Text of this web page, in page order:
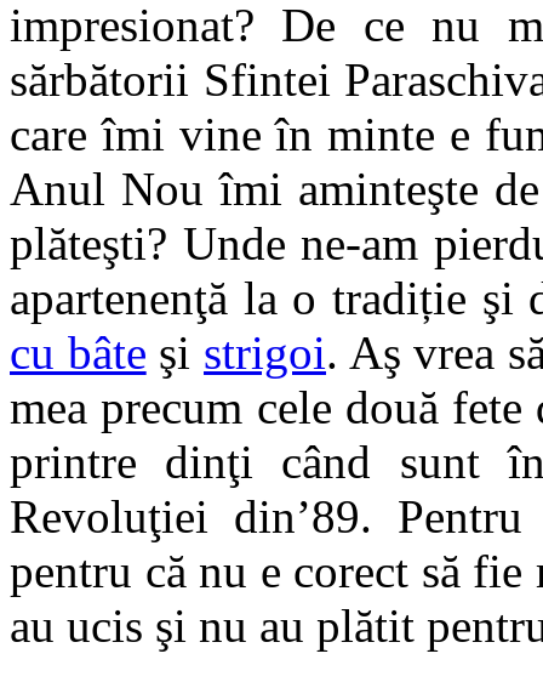
impresionat? De ce nu
sărbătorii Sfintei
care îmi vine în minte e
Anul Nou îmi aminteşte
plăteşti? Unde ne-am
apartenenţă la o tradiție
cu bâte şi strigoi. Aş vrea
mea precum cele două
printre dinţi când sunt
Revoluţiei din’89.
pentru că nu e corect să
au ucis şi nu au plătit